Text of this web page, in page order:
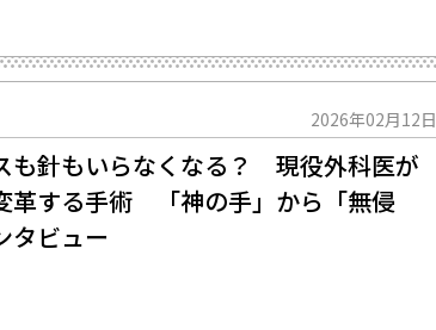
2026年02月12日
も針もいらなくなる？ 現役外科医が
変革する手術 「神の手」から「無侵
タビュー